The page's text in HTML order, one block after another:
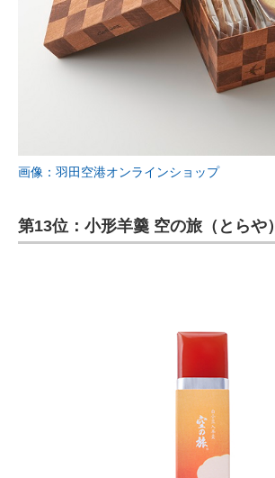
画像：羽田空港オンラインショップ
第13位：小形羊羹 空の旅（とらや）